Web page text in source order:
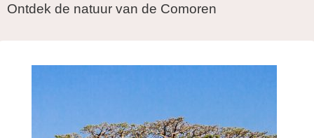
Ontdek de natuur van de Comoren